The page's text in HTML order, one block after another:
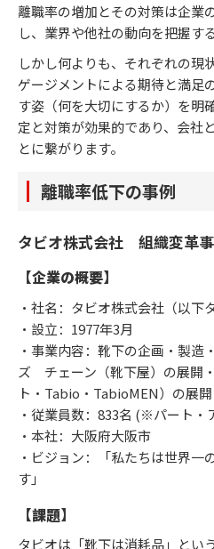
離職率の増加とその対策は企業
し、業界や他社の動向を把握す
しかし何よりも、それぞれの現
ゲージメントによる期待と満足
す姿（何を大切にするか）を明
定と対策が効果的であり、会社
とに繋がります。
離職率低下の事例
タビオ株式会社 組織変革
【企業の概要】
・社名：タビオ株式会社（以下
・設立：1977年3月
・事業内容：靴下の企画・製造
ズ チェーン（靴下屋）の展開
ト・Tabio・TabioMEN）の展開
・従業員数：833名 (※パート
・本社：大阪府大阪市
・ビジョン：「私たちは世界一
す」
【課題】
タビオは「靴下は消耗品」とい